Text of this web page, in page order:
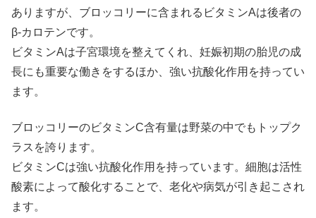
ありますが、ブロッコリーに含まれるビタミンAは後者の
β-カロテンです。
ビタミンAは子宮環境を整えてくれ、妊娠初期の胎児の成
長にも重要な働きをするほか、強い抗酸化作用を持ってい
ます。
ブロッコリーのビタミンC含有量は野菜の中でもトップク
ラスを誇ります。
ビタミンCは強い抗酸化作用を持っています。細胞は活性
酸素によって酸化することで、老化や病気が引き起こされ
ます。